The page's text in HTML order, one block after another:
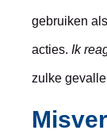
gebruiken
acties. Ik
zulke